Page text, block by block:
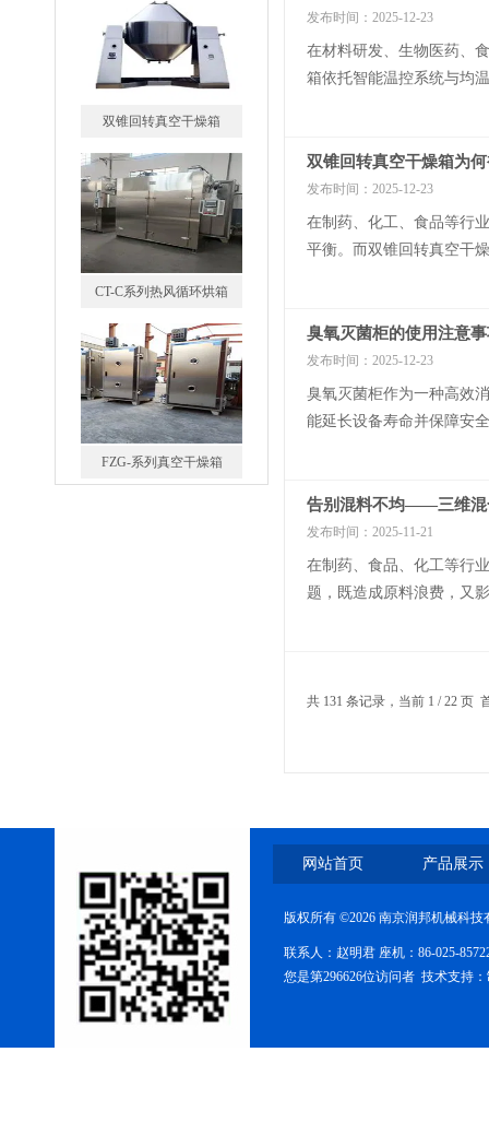
双锥回转真空干燥箱
CT-C系列热风循环烘箱
FZG-系列真空干燥箱
蒸煮锅
发布时间：2025-12-23
在材料研发、生物医药、
箱依托智能温控系统与均
双锥回转真空干燥箱为
发布时间：2025-12-23
在制药、化工、食品等行
平衡。而双锥回转真空干
臭氧灭菌柜的使用注意
发布时间：2025-12-23
臭氧灭菌柜作为一种高效
能延长设备寿命并保障安
告别混料不均——三维混
发布时间：2025-11-21
在制药、食品、化工等行
题，既造成原料浪费，又
共 131 条记录，当前 1 / 22 页
网站首页 产品展示
版权所有 ©2026 南京润邦机械科
联系人：赵明君 座机：86-025-
您是第296626位访问者 技术支持：